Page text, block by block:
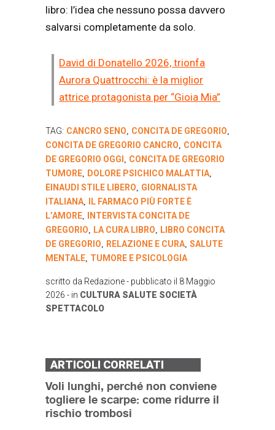
libro: l’idea che nessuno possa davvero
salvarsi completamente da solo.
David di Donatello 2026, trionfa
Aurora Quattrocchi: è la miglior
attrice protagonista per “Gioia Mia”
TAG: CANCRO SENO, CONCITA DE GREGORIO,
CONCITA DE GREGORIO CANCRO, CONCITA
DE GREGORIO OGGI , CONCITA DE GREGORIO
TUMORE, DOLORE PSICHICO MALATTIA,
EINAUDI STILE LIBERO, GIORNALISTA
ITALIANA,
IL FARMACO PIÙ FORTE È
L’AMORE,
INTERVISTA CONCITA DE
GREGORIO, LA CURA LIBRO, LIBRO CONCITA
DE GREGORIO, RELAZIONE E CURA, SALUTE
MENTALE, TUMORE E PSICOLOGIA
scritto da Redazione- pubblicato il 8 Maggio
2026 - in CULTURA SALUTE SOCIETÀ
SPETTACOLO
ARTICOLI CORRELATI
Voli lunghi, perché non conviene
togliere le scarpe: come ridurre il
rischio trombosi